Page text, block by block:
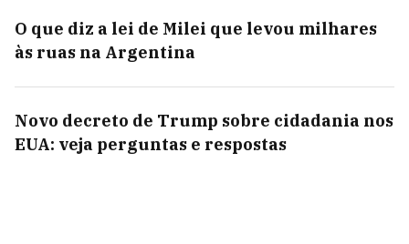
O que diz a lei de Milei que levou milhares
às ruas na Argentina
Novo decreto de Trump sobre cidadania nos
EUA: veja perguntas e respostas